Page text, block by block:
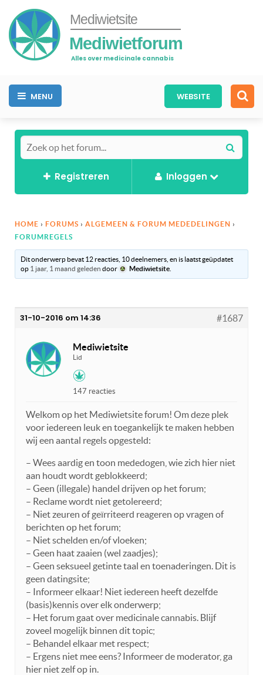
Mediwietsite
Mediwietforum
Alles over medicinale cannabis
MENU WEBSITE
Registreren Inloggen
HOME › FORUMS › ALGEMEEN & FORUM MEDEDELINGEN ›
FORUMREGELS
Dit onderwerp bevat 12 reacties, 10 deelnemers, en is laatst geüpdatet
op 1 jaar, 1 maand geleden door Mediwietsite
31-10-2016 om 14:36 #1687
Mediwietsite
Lid
147 reacties
Welkom op het Mediwietsite forum! Om deze plek
voor iedereen leuk en toegankelijk te maken hebben
wij een aantal regels opgesteld:
– Wees aardig en toon mededogen, wie zich hier niet
aan houdt wordt geblokkeerd;
– Geen (illegale) handel drijven op het forum;
– Reclame wordt niet getolereerd;
– Niet zeuren of geïrriteerd reageren op vragen of
berichten op het forum;
– Niet schelden en/of vloeken;
– Geen haat zaaien (wel zaadjes);
– Geen seksueel getinte taal en toenaderingen. Dit is
geen datingsite;
– Informeer elkaar! Niet iedereen heeft dezelfde
(basis)kennis over elk onderwerp;
– Het forum gaat over medicinale cannabis. Blijf
zoveel mogelijk binnen dit topic;
– Behandel elkaar met respect;
– Ergens niet mee eens? Informeer de moderator, ga
hier niet zelf op in.